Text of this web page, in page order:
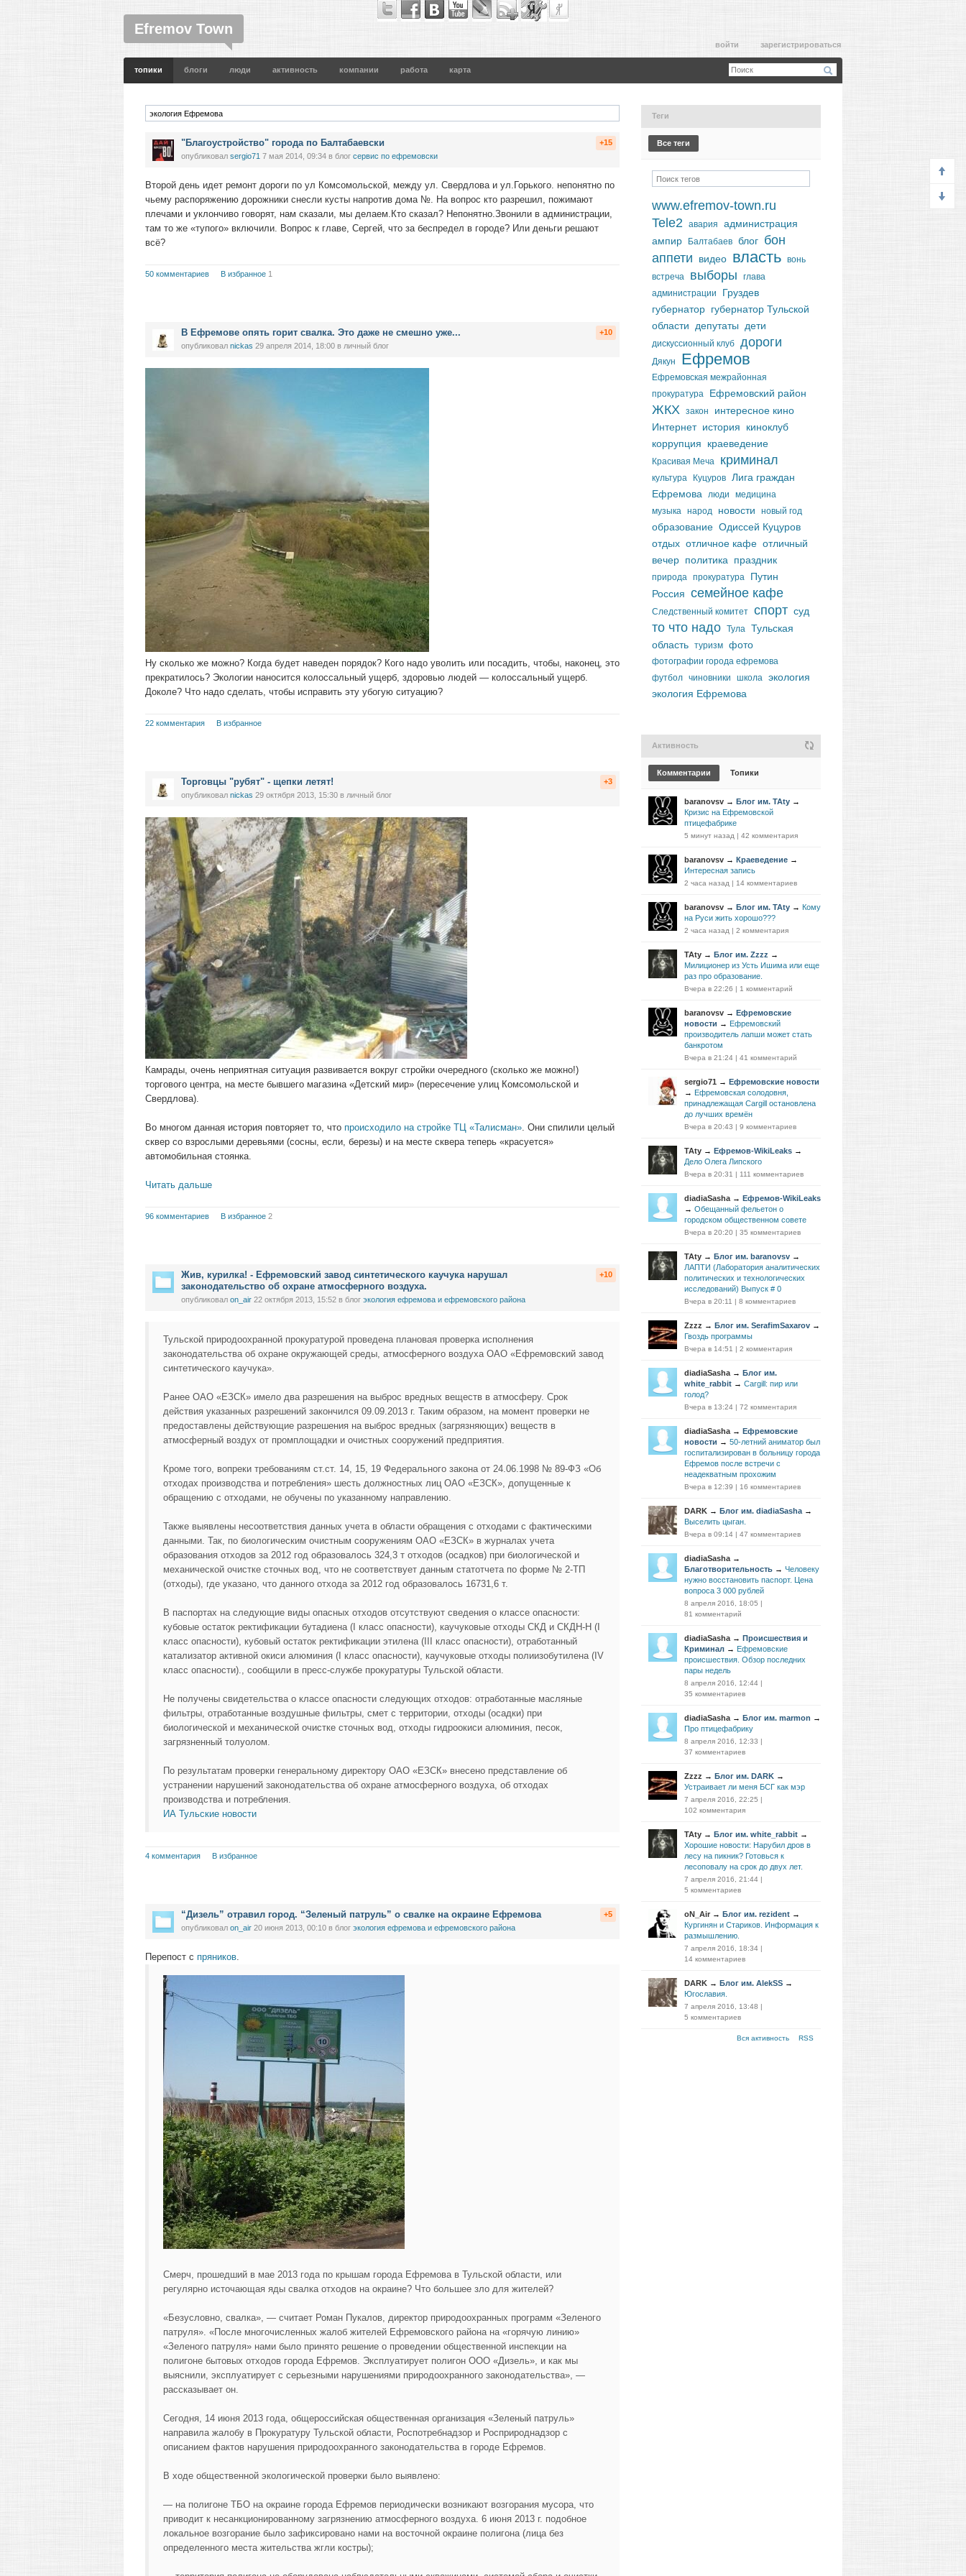
Efremov Town
войти зарегистрироваться
топики блоги люди активность компании работа карта
"Благоустройство" города по Балтабаевски
опубликовал sergio71 7 мая 2014, 09:34 в блог сервис по ефремовски
+15
Второй день идет ремонт дороги по ул Комсомольской, между ул. Свердлова и ул.Горького. непонятно по
чьему распоряжению дорожники снесли кусты напротив дома №. На вопрос кто разрешил, пожимают
плечами и уклончиво говорят, нам сказали, мы делаем.Кто сказал? Непонятно.Звонили в администрации,
там то же «тупого» включили. Вопрос к главе, Сергей, что за беспредел в городе? Или деньги решают
всё?
50 комментариев В избранное 1
В Ефремове опять горит свалка. Это даже не смешно уже...
опубликовал nickas 29 апреля 2014, 18:00 в личный блог
+10
Ну сколько же можно? Когда будет наведен порядок? Кого надо уволить или посадить, чтобы, наконец, это
прекратилось? Экологии наносится колоссальный ущерб, здоровью людей — колоссальный ущерб.
Доколе? Что надо сделать, чтобы исправить эту убогую ситуацию?
22 комментария В избранное
Торговцы "рубят" - щепки летят!
опубликовал nickas 29 октября 2013, 15:30 в личный блог
+3
Камрады, очень неприятная ситуация развивается вокруг стройки очередного (сколько же можно!)
торгового центра, на месте бывшего магазина «Детский мир» (пересечение улиц Комсомольской и
Свердлова).
Во многом данная история повторяет то, что происходило на стройке ТЦ «Талисман». Они спилили целый
сквер со взрослыми деревьями (сосны, если, березы) и на месте сквера теперь «красуется»
автомобильная стоянка.
Читать дальше
96 комментариев В избранное 2
Жив, курилка! - Ефремовский завод синтетического каучука нарушал
законодательство об охране атмосферного воздуха.
опубликовал on_air 22 октября 2013, 15:52 в блог экология ефремова и ефремовского района
+10
Тульской природоохранной прокуратурой проведена плановая проверка исполнения
законодательства об охране окружающей среды, атмосферного воздуха ОАО «Ефремовский завод
синтетического каучука».
Ранее ОАО «ЕЗСК» имело два разрешения на выброс вредных веществ в атмосферу. Срок
действия указанных разрешений закончился 09.09.2013 г. Таким образом, на момент проверки не
предоставлены действующие разрешения на выброс вредных (загрязняющих) веществ в
атмосферный воздух от промплощадки и очистных сооружений предприятия.
Кроме того, вопреки требованиям ст.ст. 14, 15, 19 Федерального закона от 24.06.1998 № 89-ФЗ «Об
отходах производства и потребления» шесть должностных лиц ОАО «ЕЗСК», допущенные к
обращению с отходами, не обучены по указанному направлению.
Также выявлены несоответствия данных учета в области обращения с отходами с фактическими
данными. Так, по биологическим очистным сооружениям ОАО «ЕЗСК» в журналах учета
образования отходов за 2012 год образовалось 324,3 т отходов (осадков) при биологической и
механической очистке сточных вод, что не соответствует данным статотчета по форме № 2-ТП
(отходы), где указано, что данного отхода за 2012 год образовалось 16731,6 т.
В паспортах на следующие виды опасных отходов отсутствуют сведения о классе опасности:
кубовые остаток ректификации бутадиена (I класс опасности), каучуковые отходы СКД и СКДН-Н (I
класс опасности), кубовый остаток ректификации этилена (III класс опасности), отработанный
катализатор активной окиси алюминия (I класс опасности), каучуковые отходы полиизобутилена (IV
класс опасности)., сообщили в пресс-службе прокуратуры Тульской области.
Не получены свидетельства о классе опасности следующих отходов: отработанные масляные
фильтры, отработанные воздушные фильтры, смет с территории, отходы (осадки) при
биологической и механической очистке сточных вод, отходы гидроокиси алюминия, песок,
загрязненный толуолом.
По результатам проверки генеральному директору ОАО «ЕЗСК» внесено представление об
устранении нарушений законодательства об охране атмосферного воздуха, об отходах
производства и потребления.
ИА Тульские новости
4 комментария В избранное
“Дизель” отравил город. “Зеленый патруль” о свалке на окраине Ефремова
опубликовал on_air 20 июня 2013, 00:10 в блог экология ефремова и ефремовского района
+5
Перепост с пряников.
Смерч, прошедший в мае 2013 года по крышам города Ефремова в Тульской области, или
регулярно источающая яды свалка отходов на окраине? Что большее зло для жителей?
«Безусловно, свалка», — считает Роман Пукалов, директор природоохранных программ «Зеленого
патруля». «После многочисленных жалоб жителей Ефремовского района на «горячую линию»
«Зеленого патруля» нами было принято решение о проведении общественной инспекции на
полигоне бытовых отходов города Ефремов. Эксплуатирует полигон ООО «Дизель», и как мы
выяснили, эксплуатирует с серьезными нарушениями природоохранного законодательства», —
рассказывает он.
Сегодня, 14 июня 2013 года, общероссийская общественная организация «Зеленый патруль»
направила жалобу в Прокуратуру Тульской области, Роспотребнадзор и Росприроднадзор с
описанием фактов нарушения природоохранного законодательства в городе Ефремов.
В ходе общественной экологической проверки было выявлено:
— на полигоне ТБО на окраине города Ефремов периодически возникают возгорания мусора, что
приводит к несанкционированному загрязнению атмосферного воздуха. 6 июня 2013 г. подобное
локальное возгорание было зафиксировано нами на восточной окраине полигона (лица без
определенного места жительства жгли костры);
Теги
Все теги
www.efremov-town.ru
Tele2 авария
администрация
ампир
Балтабаев блог бон
аппети
видео власть вонь
встреча
выборы
глава
администрации
Груздев
губернатор губернатор Тульской
области
депутаты дети
дискуссионный клуб дороги
Дякун Ефремов
Ефремовская межрайонная
прокуратура
Ефремовский район
ЖКХ закон
интересное кино
Интернет история
киноклуб
коррупция
краеведение
Красивая Меча криминал
культура Куцуров Лига граждан
Ефремова
люди
медицина
музыка народ новости новый год
образование Одиссей Куцуров
отдых отличное кафе отличный
вечер политика праздник
природа прокуратура
Путин
Россия семейное кафе
Следственный комитет спорт суд
то что надо Тула Тульская
область туризм фото
фотографии города ефремова
футбол чиновники школа экология
экология Ефремова
Активность
Комментарии Топики
baranovsv → Блог им. TAty →
Кризис на Ефремовской
птицефабрике
5 минут назад | 42 комментария
baranovsv → Краеведение →
Интересная запись
2 часа назад | 14 комментариев
baranovsv → Блог им. TAty → Кому
на Руси жить хорошо???
2 часа назад | 2 комментария
TAty → Блог им. Zzzz →
Милиционер из Усть Ишима или еще
раз про образование.
Вчера в 22:26 | 1 комментарий
baranovsv → Ефремовские
новости → Ефремовский
производитель лапши может стать
банкротом
Вчера в 21:24 | 41 комментарий
sergio71 → Ефремовские новости
→ Ефремовская солодовня,
принадлежащая Cargill остановлена
до лучших времён
Вчера в 20:43 | 9 комментариев
TAty → Ефремов-WikiLeaks →
Дело Олега Липского
Вчера в 20:31 | 111 комментариев
diadiaSasha → Ефремов-WikiLeaks
→ Обещанный фельетон о
городском общественном совете
Вчера в 20:20 | 35 комментариев
TAty → Блог им. baranovsv →
ЛАПТИ (Лаборатория аналитических
политических и технологических
исследований) Выпуск # 0
Вчера в 20:11 | 8 комментариев
Zzzz → Блог им. SerafimSaxarov →
Гвоздь программы
Вчера в 14:51 | 2 комментария
diadiaSasha → Блог им.
white_rabbit → Cargill: пир или
голод?
Вчера в 13:24 | 72 комментария
diadiaSasha → Ефремовские
новости → 50-летний аниматор был
госпитализирован в больницу города
Ефремов после встречи с
неадекватным прохожим
Вчера в 12:39 | 16 комментариев
DARK → Блог им. diadiaSasha →
Выселить цыган.
Вчера в 09:14 | 47 комментариев
diadiaSasha →
Благотворительность → Человеку
нужно восстановить паспорт. Цена
вопроса 3 000 рублей
8 апреля 2016, 18:05 |
81 комментарий
diadiaSasha → Проиcшествия и
Криминал → Ефремовские
происшествия. Обзор последних
пары недель
8 апреля 2016, 12:44 |
35 комментариев
diadiaSasha → Блог им. marmon →
Про птицефабрику
8 апреля 2016, 12:33 |
37 комментариев
Zzzz → Блог им. DARK →
Устраивает ли меня БСГ как мэр
7 апреля 2016, 22:25 |
102 комментария
TAty → Блог им. white_rabbit →
Хорошие новости: Нарубил дров в
лесу на пикник? Готовься к
лесоповалу на срок до двух лет.
7 апреля 2016, 21:44 |
5 комментариев
oN_Air → Блог им. rezident →
Кургинян и Стариков. Информация к
размышлению.
7 апреля 2016, 18:34 |
14 комментариев
DARK → Блог им. AlekSS →
Югославия.
7 апреля 2016, 13:48 |
5 комментариев
Вся активность RSS